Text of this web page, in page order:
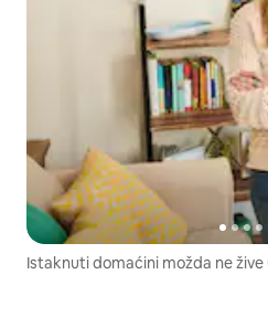
Istaknuti domaćini možda ne žive